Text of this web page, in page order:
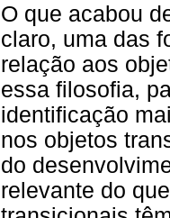
O que acabou
claro, uma das
relação aos
essa filosofia,
identificação
nos objetos
do
relevante do